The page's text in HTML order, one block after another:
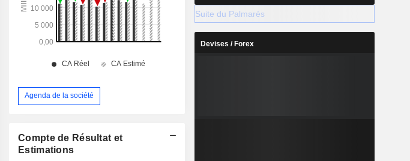
Agenda de la société
Compte de Résultat et
Estimations
Suite du Palmarès
Devises / Forex